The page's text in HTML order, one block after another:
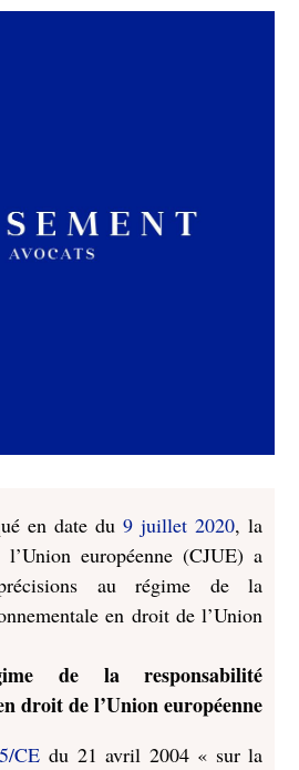
en date du9 juillet 2020, la
européenne (CJUE) a
au régime de la
en droit de l’Union
de la responsabilité
droit de l’Union européenne
CE du 21 avril 2004 « sur la